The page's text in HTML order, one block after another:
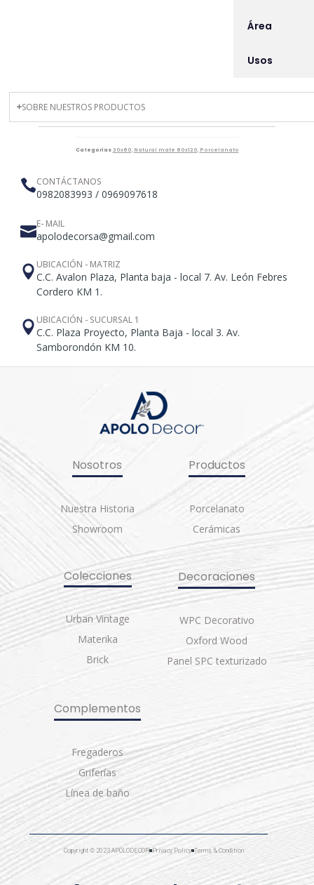
Área
Usos
SOBRE NUESTROS PRODUCTOS
Categorías 30x60, Natural mate 60x120, Porcelanato
CONTÁCTANOS
0982083993 / 0969097618
E- MAIL
apolodecorsa@gmail.com
UBICACIÓN - MATRIZ
C.C. Avalon Plaza, Planta baja - local 7. Av. León Febres
Cordero KM 1.
UBICACIÓN - SUCURSAL 1
C.C. Plaza Proyecto, Planta Baja - local 3. Av.
Samborondón KM 10.
Nosotros
Nuestra Historia
Showroom
Productos
Porcelanato
Cerámicas
Colecciones
Urban Vintage
Materika
Brick
Decoraciones
WPC Decorativo
Oxford Wood
Panel SPC texturizado
Complementos
Fregaderos
Griferías
Línea de baño
Copyright © 2023 APOLODECOR Privacy Policy Terms & Condition